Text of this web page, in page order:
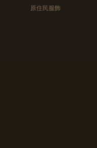
原住民服飾